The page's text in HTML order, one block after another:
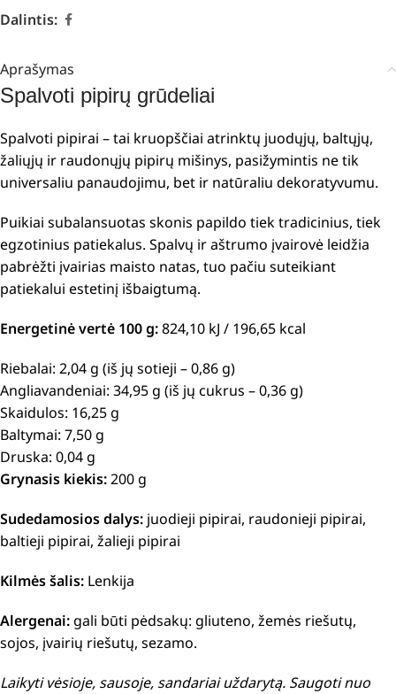
Dalintis:
Aprašymas
Spalvoti pipirų grūdeliai
Spalvoti pipirai – tai kruopščiai atrinktų juodųjų, baltųjų,
žaliųjų ir raudonųjų pipirų mišinys, pasižymintis ne tik
universaliu panaudojimu, bet ir natūraliu dekoratyvumu.
Puikiai subalansuotas skonis papildo tiek tradicinius, tiek
egzotinius patiekalus. Spalvų ir aštrumo įvairovė leidžia
pabrėžti įvairias maisto natas, tuo pačiu suteikiant
patiekalui estetinį išbaigtumą.
Energetinė vertė 100 g:824,10 kJ / 196,65 kcal
Riebalai: 2,04 g (iš jų sotieji – 0,86 g)
Angliavandeniai: 34,95 g (iš jų cukrus – 0,36 g)
Skaidulos: 16,25 g
Baltymai: 7,50 g
Druska: 0,04 g
Grynasis kiekis:200 g
Sudedamosios dalys: juodieji pipirai, raudonieji pipirai,
baltieji pipirai, žalieji pipirai
Kilmės šalis: Lenkija
Alergenai: gali būti pėdsakų: gliuteno, žemės riešutų,
sojos, įvairių riešutų, sezamo.
Laikyti vėsioje, sausoje, sandariai uždarytą. Saugoti nuo